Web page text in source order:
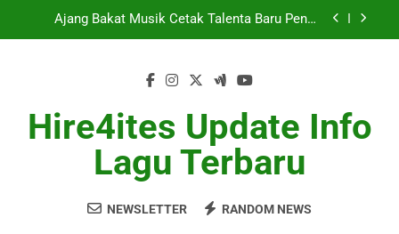
Potensi
Berita Musik Hits dengan Update Lagu Viral
Industri Musik Global Semakin Kompetitif Mei
Album Musisi Lokal Kembali Kuasai Tangga Lagu
Ajang Bakat Musik Cetak Talenta Baru Penuh
Potensi
Terbaru
Hire4ites Update Info
Lagu Terbaru
NEWSLETTER RANDOM NEWS